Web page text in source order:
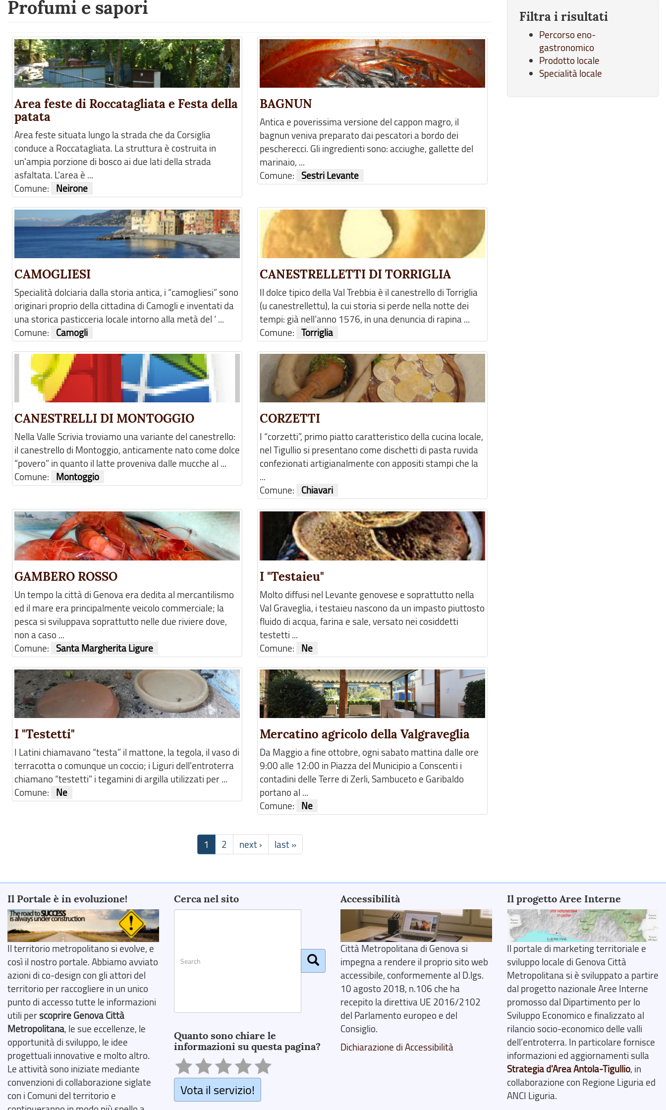
Profumi e sapori
Area feste di Roccatagliata e Festa della
patata
Area feste situata lungo la strada che da Corsiglia
conduce a Roccatagliata. La struttura è costruita in
un'ampia porzione di bosco ai due lati della strada
asfaltata. L'area è ...
Comune:
Neirone
BAGNUN
Antica e poverissima versione del cappon magro, il
bagnun veniva preparato dai pescatori a bordo dei
pescherecci. Gli ingredienti sono: acciughe, gallette del
marinaio, ...
Comune:
Sestri Levante
CAMOGLIESI
Specialità dolciaria dalla storia antica, i “camogliesi” sono
originari proprio della cittadina di Camogli e inventati da
una storica pasticceria locale intorno alla metà del ‘ ...
Comune:
Camogli
CANESTRELLETTI DI TORRIGLIA
Il dolce tipico della Val Trebbia è il canestrello di Torriglia
(u canestrellettu), la cui storia si perde nella notte dei
tempi: già nell’anno 1576, in una denuncia di rapina ...
Comune: Torriglia
CANESTRELLI DI MONTOGGIO
Nella Valle Scrivia troviamo una variante del canestrello:
il canestrello di Montoggio, anticamente nato come dolce
“povero” in quanto il latte proveniva dalle mucche al ...
Comune:
Montoggio
CORZETTI
I “corzetti”, primo piatto caratteristico della cucina locale,
nel Tigullio si presentano come dischetti di pasta ruvida
confezionati artigianalmente con appositi stampi che la
...
Comune:
Chiavari
GAMBERO ROSSO
Un tempo la città di Genova era dedita al mercantilismo
ed il mare era principalmente veicolo commerciale; la
pesca si sviluppava soprattutto nelle due riviere dove,
non a caso ...
Comune:
Santa Margherita Ligure
I "Testaieu"
Molto diffusi nel Levante genovese e soprattutto nella
Val Graveglia, i testaieu nascono da un impasto piuttosto
fluido di acqua, farina e sale, versato nei cosiddetti
testetti ...
Comune:
Ne
I "Testetti"
I Latini chiamavano “testa” il mattone, la tegola, il vaso di
terracotta o comunque un coccio; i Liguri dell'entroterra
chiamano “testetti" i tegamini di argilla utilizzati per ...
Comune:
Ne
Mercatino agricolo della Valgraveglia
Da Maggio a fine ottobre, ogni sabato mattina dalle ore
9:00 alle 12:00 in Piazza del Municipio a Conscenti i
contadini delle Terre di Zerli, Sambuceto e Garibaldo
portano al ...
Comune:
Ne
1 2 next › last »
Filtra i risultati
Percorso eno-
gastronomico
Prodotto locale
Specialità locale
Il Portale è in evoluzione!
Il territorio metropolitano si evolve, e
così il nostro portale. Abbiamo avviato
azioni di co-design con gli attori del
territorio per raccogliere in un unico
punto di accesso tutte le informazioni
utili perscoprire Genova Città
Metropolitana, le sue eccellenze, le
opportunità di sviluppo, le idee
progettuali innovative e molto altro.
Le attività sono iniziate mediante
convenzioni di collaborazione siglate
con i Comuni del territorio e
Cerca nel sito
Quanto sono chiare le
informazioni su questa pagina?
Vota il servizio!
Accessibilità
Città Metropolitana di Genova si
impegna a rendere il proprio sito web
accessibile, conformemente al D.lgs.
10 agosto 2018, n.106 che ha
recepito la direttiva UE 2016/2102
del Parlamento europeo e del
Consiglio.
Dichiarazione di Accessibilità
Il progetto Aree Interne
Il portale di marketing territoriale e
sviluppo locale di Genova Città
Metropolitana si è sviluppato a partire
dal progetto nazionale Aree Interne
promosso dal Dipartimento per lo
Sviluppo Economico e finalizzato al
rilancio socio-economico delle valli
dell’entroterra. In particolare fornisce
informazioni ed aggiornamenti sulla
Strategia d'Area Antola-Tigullio, in
collaborazione con Regione Liguria ed
ANCI Liguria.